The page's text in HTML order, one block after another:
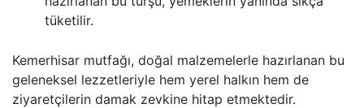
tüketilir.
Kemerhisar mutfağı, doğal malzemelerle hazırlanan bu
geleneksel lezzetleriyle hem yerel halkın hem de
ziyaretçilerin damak zevkine hitap etmektedir.